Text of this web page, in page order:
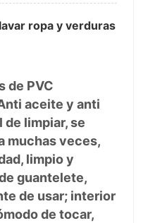
ropa y verduras
de PVC
aceite y anti
limpiar, se
muchas veces,
limpio y
guantelete,
de usar; interior
de tocar,